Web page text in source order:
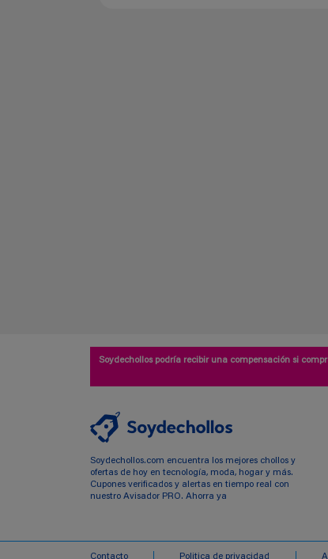
Soydechollos podría recibir una compensación si
Soydechollos.com encuentra los mejores chollos y
ofertas de hoy en tecnología, moda, hogar y más.
Cupones verificados y alertas en tiempo real con
nuestro Avisador PRO. Ahorra ya
Contacto Politica de privacidad